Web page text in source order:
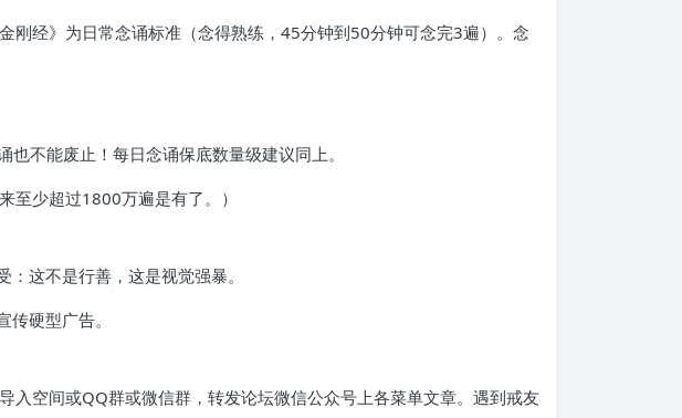
经》为日常念诵标准（念得熟练，45分钟到50分钟可念完3遍）。念
不能废止！每日念诵保底数量级建议同上。
至少超过1800万遍是有了。）
这不是行善，这是视觉强暴。
硬型广告。
空间或QQ群或微信群，转发论坛微信公众号上各菜单文章。遇到戒友